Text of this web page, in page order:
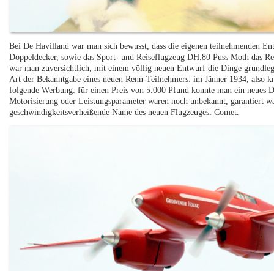
Bei De Havilland war man sich bewusst, dass die eigenen teilnehmenden
Doppeldecker, sowie das Sport- und Reiseflugzeug DH.80 Puss Moth das
war man zuversichtlich, mit einem völlig neuen Entwurf die Dinge
Art der Bekanntgabe eines neuen Renn-Teilnehmers: im Jänner 1934,
folgende Werbung: für einen Preis von 5.000 Pfund konnte man ein neues
Motorisierung oder Leistungsparameter waren noch unbekannt, garantiert
geschwindigkeitsverheißende Name des neuen Flugzeuges: Comet.